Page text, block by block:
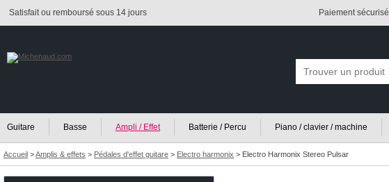
Satisfait ou remboursé sous 14 jours Paiement sécurisé
Guitare Basse Ampli / Effet Batterie / Percu Piano / clavier / machine
Accueil >Amplis & effets > Pédales d'effet guitare > Electro harmonix > Electro Harmonix Stereo Pulsar